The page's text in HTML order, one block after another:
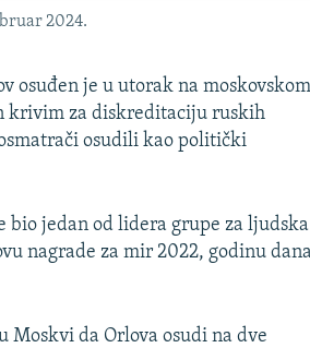
2024.
osuđen je u utorak na moskovskom
krivim za diskreditaciju ruskih
osudili kao politički
bio jedan od lidera grupe za ljudska
nagrade za mir 2022, godinu
Moskvi da Orlova osudi na dve